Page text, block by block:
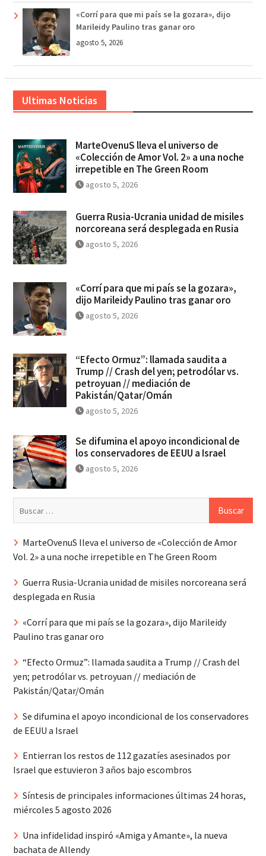
«Corrí para que mi país se la gozara», dijo
Marileidy Paulino tras ganar oro
agosto 5, 2026
Ultimas Noticias
MarteOvenuS lleva el universo de
«Colección de Amor Vol. 2» a una noche
irrepetible en The Green Room
agosto 5, 2026
Guerra Rusia-Ucrania unidad de misiles
norcoreana será desplegada en Rusia
agosto 5, 2026
«Corrí para que mi país se la gozara»,
dijo Marileidy Paulino tras ganar oro
agosto 5, 2026
“Efecto Ormuz”: llamada saudita a
Trump // Crash del yen; petrodólar vs.
petroyuan // mediación de
Pakistán/Qatar/Omán
agosto 5, 2026
Se difumina el apoyo incondicional de
los conservadores de EEUU a Israel
agosto 5, 2026
MarteOvenuS lleva el universo de «Colección de Amor
Vol. 2» a una noche irrepetible en The Green Room
Guerra Rusia-Ucrania unidad de misiles norcoreana será
desplegada en Rusia
«Corrí para que mi país se la gozara», dijo Marileidy
Paulino tras ganar oro
“Efecto Ormuz”: llamada saudita a Trump // Crash del
yen; petrodólar vs. petroyuan // mediación de
Pakistán/Qatar/Omán
Se difumina el apoyo incondicional de los conservadores
de EEUU a Israel
Entierran los restos de 112 gazatíes asesinados por
Israel que estuvieron 3 años bajo escombros
Síntesis de principales informaciones últimas 24 horas,
miércoles 5 agosto 2026
Una infidelidad inspiró «Amiga y Amante», la nueva
bachata de Allendy